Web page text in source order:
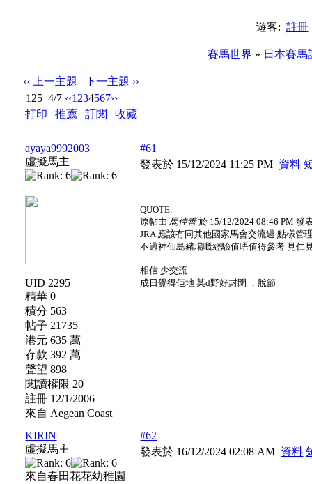
遊客: 註冊
賽馬世界 » 日本賽馬
‹‹ 上一主題 | 下一主題 ››
125 4/7 ‹‹1 234567››
打印 |推薦 |訂閱 |收藏
ayaya9992003
虛擬馬主
UID 2295
精華 0
積分 563
帖子 21735
港元 635 萬
存款 392 萬
聲望 898
閱讀權限 20
註冊 12/1/2006
來自 Aegean Coast
#61
發表於 15/12/2024 11:25 PM 資料
QUOTE:
原帖由馬佳善於 15/12/2024 08:46 PM 發
JRA 應該冇同其他國家馬會交流過 點樣管
不過神仙島豬場嘅經驗值唔值得參考 見仁
相信 少交流
成日覺得佢地 某d野好封閉 ，脫節
KIRIN
虛擬馬主
來自春田花花幼稚園
#62
發表於 16/12/2024 02:08 AM 資料